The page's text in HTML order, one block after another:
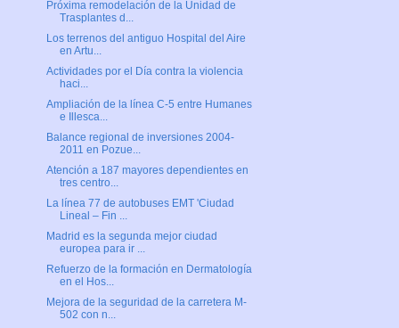
Próxima remodelación de la Unidad de
Trasplantes d...
Los terrenos del antiguo Hospital del Aire
en Artu...
Actividades por el Día contra la violencia
haci...
Ampliación de la línea C-5 entre Humanes
e Illesca...
Balance regional de inversiones 2004-
2011 en Pozue...
Atención a 187 mayores dependientes en
tres centro...
La línea 77 de autobuses EMT 'Ciudad
Lineal – Fin ...
Madrid es la segunda mejor ciudad
europea para ir ...
Refuerzo de la formación en Dermatología
en el Hos...
Mejora de la seguridad de la carretera M-
502 con n...